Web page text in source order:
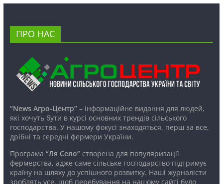
ПРО НАС
“News Агро-Центр”– інформаційне видання для людей,
які хочуть бути в курсі основних трендів сільського
господарства. У нашому фокусі знаходяться, перш за все,
дрібні та середні фермери України.
Програма “Ля Село”створена для популяризації
фермерства, адже саме сільське господарство підтримує
країну на шляху до успішного розвитку. Наші журналісти
зроблять усе, щоб перебування на нашому сайті було